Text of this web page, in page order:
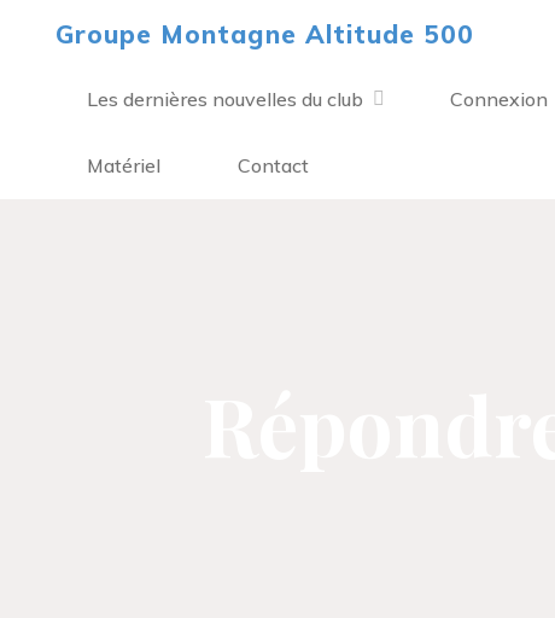
Groupe Montagne Altitude 500
Les dernières nouvelles du club Connexion
Matériel Contact